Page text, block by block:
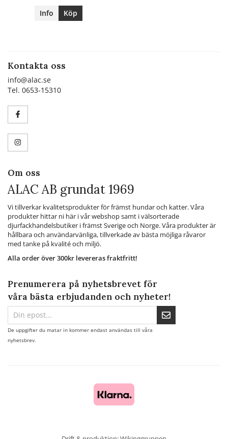
Info Köp
Kontakta oss
info@alac.se
Tel. 0653-15310
Om oss
ALAC AB grundat 1969
Vi tillverkar kvalitetsprodukter för främst hundar och katter. Våra
produkter hittar ni här i vår webshop samt i välsorterade
djurfackhandelsbutiker i främst Sverige och Norge. Våra produkter är
hållbara och användarvänliga, tillverkade av bästa möjliga råvaror
med tanke på kvalité och miljö.
Alla order över 300kr levereras fraktfritt!
Prenumerera på nyhetsbrevet för
våra bästa erbjudanden och nyheter!
De uppgifter du matar in kommer endast användas till våra
nyhetsbrev.